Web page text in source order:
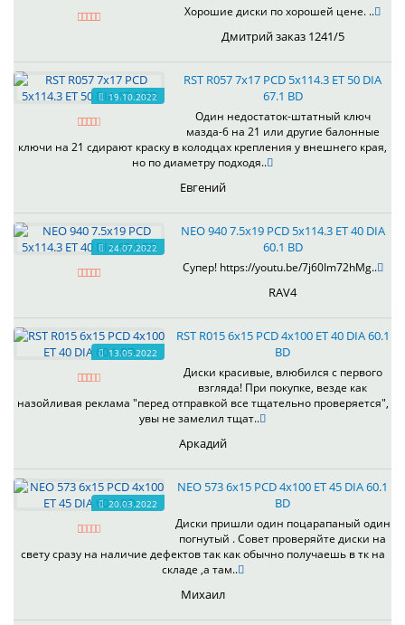
Хорошие диски по хорошей цене. ..
Дмитрий заказ 1241/5
19.10.2022
RST R057 7x17 PCD 5x114.3 ET 50 DIA
67.1 BD
Один недостаток-штатный ключ
мазда-6 на 21 или другие балонные
ключи на 21 сдирают краску в колодцах крепления у внешнего края,
но по диаметру подходя..
Евгений
24.07.2022
NEO 940 7.5x19 PCD 5x114.3 ET 40 DIA
60.1 BD
Супер! https://youtu.be/7j60Im72hMg..
RAV4
13.05.2022
RST R015 6x15 PCD 4x100 ET 40 DIA 60.1
BD
Диски красивые, влюбился с первого
взгляда! При покупке, везде как
назойливая реклама "перед отправкой все тщательно проверяется",
увы не замелил тщат..
Аркадий
20.03.2022
NEO 573 6x15 PCD 4x100 ET 45 DIA 60.1
BD
Диски пришли один поцарапаный один
погнутый . Совет проверяйте диски на
свету сразу на наличие дефектов так как обычно получаешь в тк на
складе ,а там..
Михаил